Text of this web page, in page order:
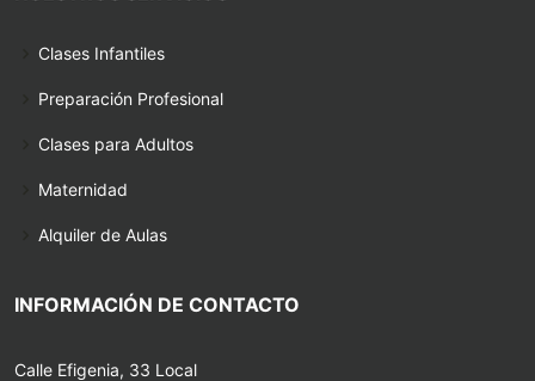
Clases Infantiles
Preparación Profesional
Clases para Adultos
Maternidad
Alquiler de Aulas
INFORMACIÓN DE CONTACTO
Calle Efigenia, 33 Local